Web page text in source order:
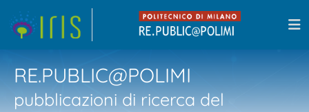
RE.PUBLIC@POLIMI
pubblicazioni di ricerca del